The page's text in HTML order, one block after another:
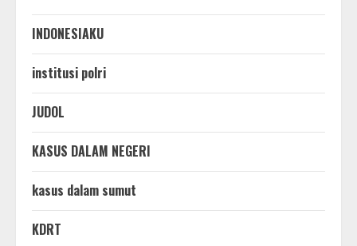
INDONESIAKU
institusi polri
JUDOL
KASUS DALAM NEGERI
kasus dalam sumut
KDRT